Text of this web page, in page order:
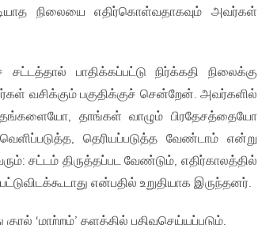
நிலையை எதிர்கொள்வதாகவும் அவர்கள்
பாதிக்கப்பட்டு நிர்க்கதி நிலைக்கு
வசிக்கும் பகுதிக்குச் சென்றேன். அவர்களில்
தங்களையோ, தாங்கள் வாழும் பிரதேசத்தையோ
தெரியப்படுத்த வேண்டாம் என்று
திருத்தப்பட வேண்டும், எதிர்காலத்தில்
என்பதில் உறுதியாக இருந்தனர்.
‘மாற்றம்’ தளத்தில் பதிவுசெய்யப்படும்,